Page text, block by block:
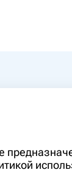
на
и не может
с